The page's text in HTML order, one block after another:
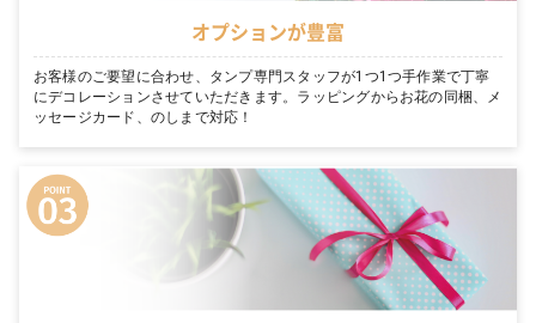
オプションが豊富
お客様のご要望に合わせ、タンプ専門スタッフが1つ1つ手作業で丁寧
にデコレーションさせていただきます。ラッピングからお花の同梱、メ
ッセージカード、のしまで対応！